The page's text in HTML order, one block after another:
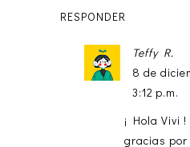
RESPONDER
Teffy R.
8 de
3:12 p.m.
¡ Hola Vivi
gracias